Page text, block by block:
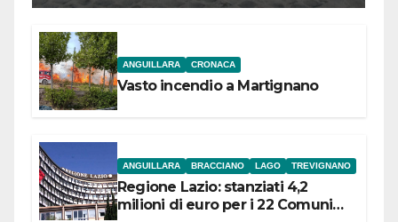
ANGUILLARA CRONACA
Vasto incendio a Martignano
ANGUILLARA BRACCIANO LAGO TREVIGNANO
Regione Lazio: stanziati 4,2
milioni di euro per i 22 Comuni